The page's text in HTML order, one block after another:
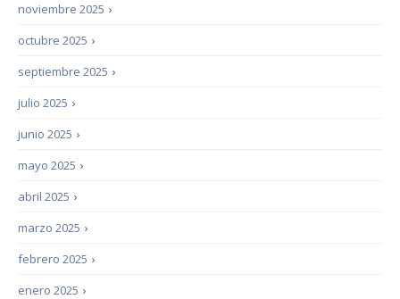
›
noviembre 2025
›
octubre 2025
›
septiembre 2025
›
julio 2025
›
junio 2025
›
mayo 2025
›
abril 2025
›
marzo 2025
›
febrero 2025
›
enero 2025